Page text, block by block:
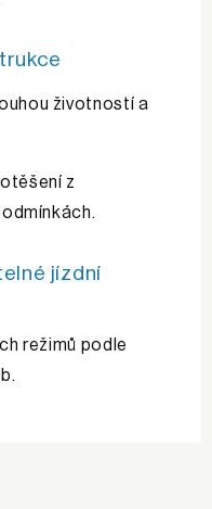
životností a
z
jízdní
režimů podle